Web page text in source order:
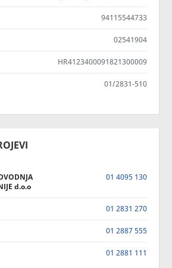
94115544733
02541904
HR4123400091821300009
01/2831-510
d.o.o
01 4095 130
01 2831 270
01 2887 555
01 2881 111